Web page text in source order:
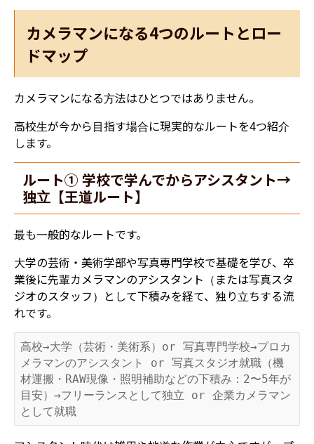
カメラマンになる4つのルートとロー
ドマップ
カメラマンになる方法はひとつではありません。
高校生が今から目指す場合に現実的なルートを4つ紹介
します。
ルート① 学校で学んでからアシスタント→
独立【王道ルート】
最も一般的なルートです。
大学の芸術・美術学部や写真専門学校で基礎を学び、卒
業後に先輩カメラマンのアシスタント（または写真スタ
ジオのスタッフ）として下積みを経て、独り立ちする流
れです。
高校→大学（芸術・美術系）or 写真専門学校→プロカ
メラマンのアシスタント or 写真スタジオ就職（機
材運搬・RAW現像・照明補助などの下積み：2〜5年が
目安）→フリーランスとして独立 or 企業カメラマン
として就職